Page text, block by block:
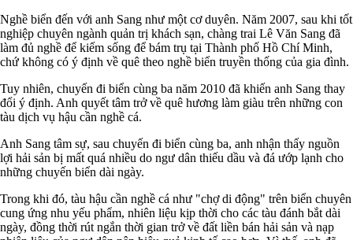
Nghề biển đến với anh Sang như một cơ duyên. Năm 2007, sau khi tốt
nghiệp chuyên ngành quản trị khách sạn, chàng trai Lê Văn Sang đã
làm đủ nghề để kiếm sống để bám trụ tại Thành phố Hồ Chí Minh,
chứ không có ý định về quê theo nghề biển truyền thống của gia đình.
Tuy nhiên, chuyến đi biển cùng ba năm 2010 đã khiến anh Sang thay
đổi ý định. Anh quyết tâm trở về quê hương làm giàu trên những con
tàu dịch vụ hậu cần nghề cá.
Anh Sang tâm sự, sau chuyến đi biển cùng ba, anh nhận thấy nguồn
lợi hải sản bị mất quá nhiều do ngư dân thiếu dầu và đá ướp lạnh cho
những chuyến biển dài ngày.
Trong khi đó, tàu hậu cần nghề cá như "chợ di động" trên biển chuyên
cung ứng nhu yếu phẩm, nhiên liệu kịp thời cho các tàu đánh bắt dài
ngày, đồng thời rút ngắn thời gian trở về đất liền bán hải sản và nạp